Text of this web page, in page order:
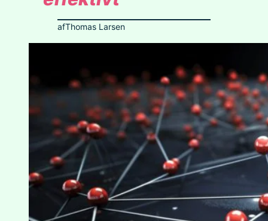
afThomas Larsen